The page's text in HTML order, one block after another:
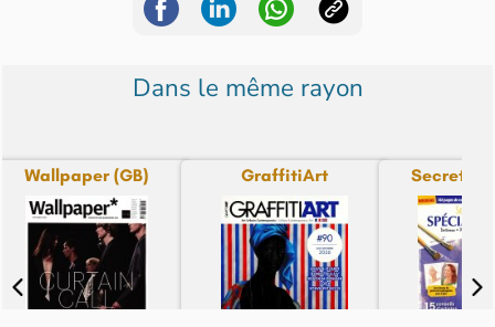
Dans le même rayon
Wallpaper (GB) GraffitiArt Secrets